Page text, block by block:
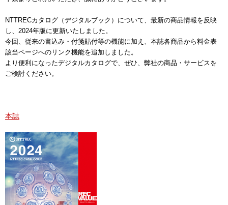
NTTRECカタログ（デジタルブック）について、最新の商品情報を反映
し、2024年版に更新いたしました。
今回、従来の書込み・付箋貼付等の機能に加え、本誌各商品から料金表
該当ページへのリンク機能を追加しました。
より便利になったデジタルカタログで、ぜひ、弊社の商品・サービスを
ご検討ください。
本誌